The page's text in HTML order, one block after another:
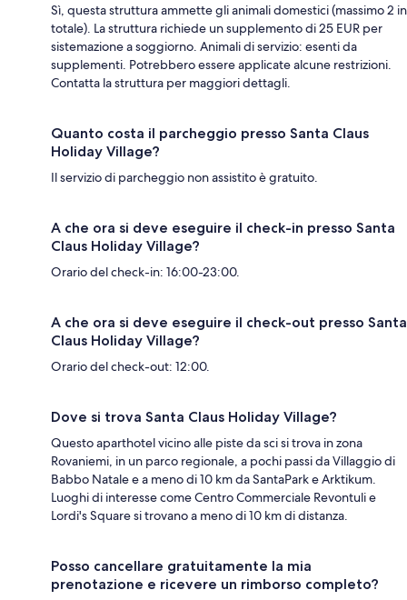
Sì, questa struttura ammette gli animali domestici (massimo 2 in
totale). La struttura richiede un supplemento di 25 EUR per
sistemazione a soggiorno. Animali di servizio: esenti da
supplementi. Potrebbero essere applicate alcune restrizioni.
Contatta la struttura per maggiori dettagli.
Quanto costa il parcheggio presso Santa Claus
Holiday Village?
Il servizio di parcheggio non assistito è gratuito.
A che ora si deve eseguire il check-in presso Santa
Claus Holiday Village?
Orario del check-in: 16:00-23:00.
A che ora si deve eseguire il check-out presso Santa
Claus Holiday Village?
Orario del check-out: 12:00.
Dove si trova Santa Claus Holiday Village?
Questo aparthotel vicino alle piste da sci si trova in zona
Rovaniemi, in un parco regionale, a pochi passi da Villaggio di
Babbo Natale e a meno di 10 km da SantaPark e Arktikum.
Luoghi di interesse come Centro Commerciale Revontuli e
Lordi's Square si trovano a meno di 10 km di distanza.
Posso cancellare gratuitamente la mia
prenotazione e ricevere un rimborso completo?